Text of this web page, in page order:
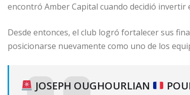
encontró Amber Capital cuando decidió invertir
Desde entonces, el club logró fortalecer sus
posicionarse nuevamente como uno de los
JOSEPH OUGHOURLIAN